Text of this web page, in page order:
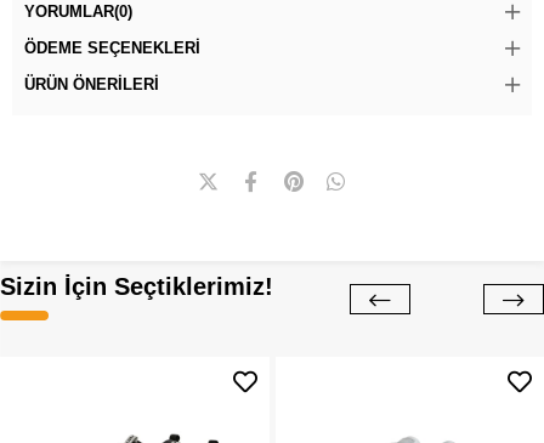
YORUMLAR(0)
ÖDEME SEÇENEKLERI
ÜRÜN ÖNERILERI
Sizin İçin Seçtiklerimiz!